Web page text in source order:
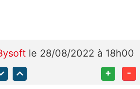
le 28/08/2022 à 18h00
+ -